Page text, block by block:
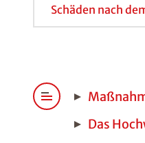
Schäden nach
Das